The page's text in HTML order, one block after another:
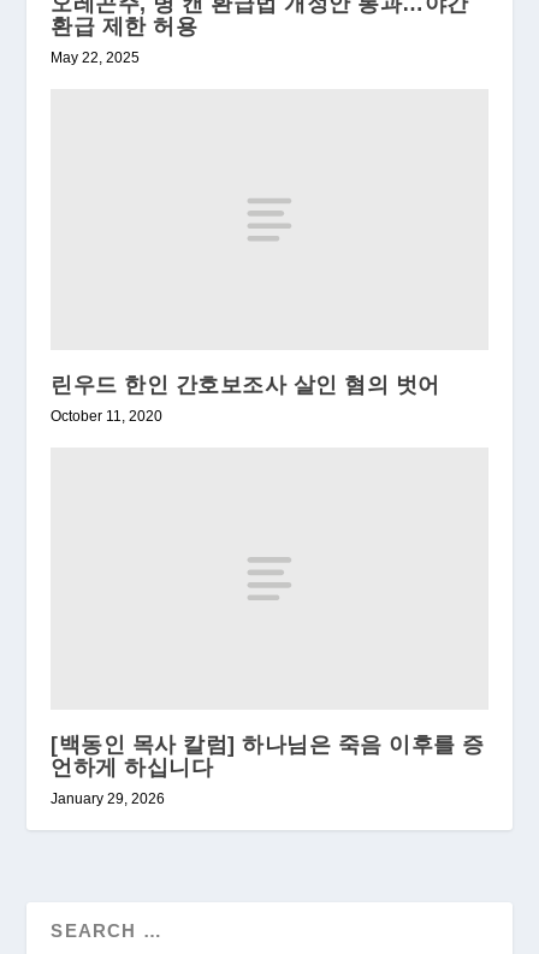
환급 제한 허용
May 22, 2025
린우드 한인 간호보조사 살인 혐의 벗어
October 11, 2020
[백동인 목사 칼럼] 하나님은 죽음 이후를 증
언하게 하십니다
January 29, 2026